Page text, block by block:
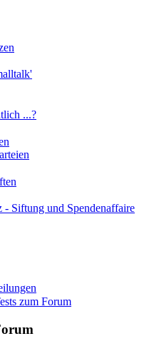
...?
Siftung und Spendenaffaire
zum Forum